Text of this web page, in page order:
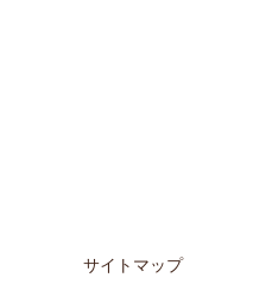
サイトマップ